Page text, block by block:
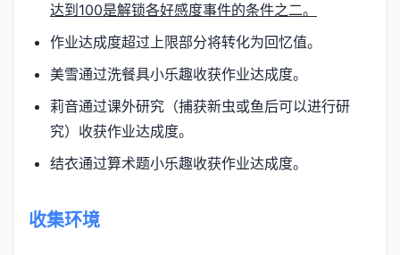
达到100是解锁各好感度事件的条件之二。
作业达成度超过上限部分将转化为回忆值。
美雪通过洗餐具小乐趣收获作业达成度。
莉音通过课外研究（捕获新虫或鱼后可以进行研
究）收获作业达成度。
结衣通过算术题小乐趣收获作业达成度。
收集环境